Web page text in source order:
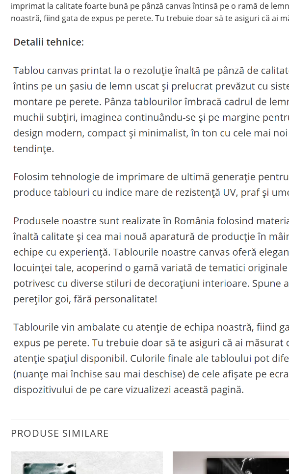
imprimat la calitate foarte bună pe pânză canvas întinsă pe o ramă de
noastră, fiind gata de expus pe perete. Tu trebuie doar să te asiguri că ai
PRODUSE SIMILARE